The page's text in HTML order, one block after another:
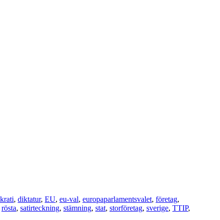
, diktatur, EU, eu-val, europaparlamentsvalet, företag,
rösta, satirteckning, stämning, stat, storföretag, sverige, TTIP,